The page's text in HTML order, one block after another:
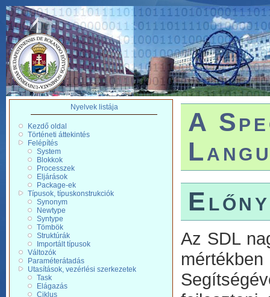
Nyelvek listája
Kezdő oldal
Történeti áttekintés
Felépítés
System
Blokkok
Processzek
Eljárások
Package-ek
Típusok, típuskonstrukciók
Synonym
Newtype
Syntype
Tömbök
Struktúrák
Importált típusok
Változók
Paraméterátadás
Utasítások, vezérlési szerkezetek
Task
Elágazás
Ciklus
A
Az SDL